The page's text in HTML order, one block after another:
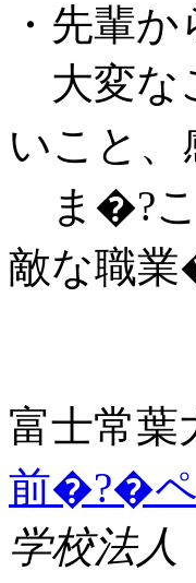
・先輩
大変な
いこと
ま�?こ
敵な職
富士常葉
前�?�
学校法